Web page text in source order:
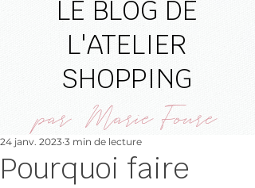
LE BLOG DE
L'ATELIER
SHOPPING
par Marie Foure
Pourquoi faire
24 janv. 2023 3 min de lecture